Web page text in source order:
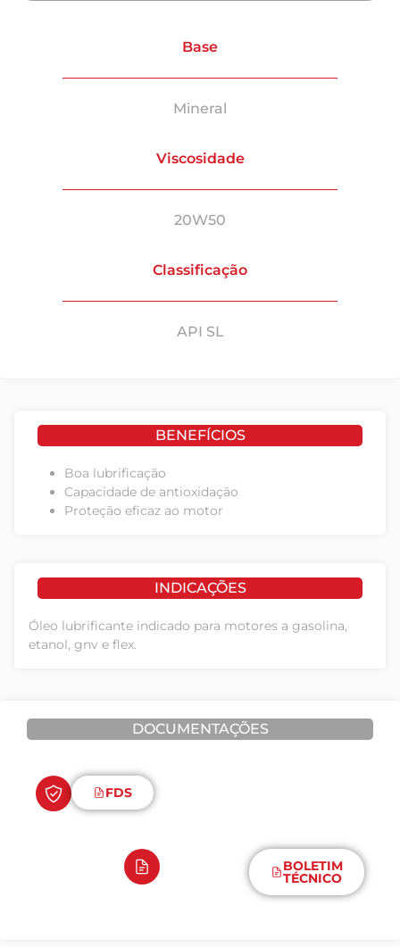
Base
Mineral
Viscosidade
20W50
Classificação
API SL
BENEFÍCIOS
Boa lubrificação
Capacidade de antioxidação
Proteção eficaz ao motor
INDICAÇÕES
Óleo lubrificante indicado para motores a gasolina,
etanol, gnv e flex.
DOCUMENTAÇÕES
FDS
BOLETIM
TÉCNICO